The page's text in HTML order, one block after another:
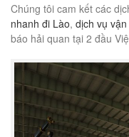
Chúng tôi cam kết các
nhanh đi Lào, dịch vụ
báo hải quan tại 2 đầu